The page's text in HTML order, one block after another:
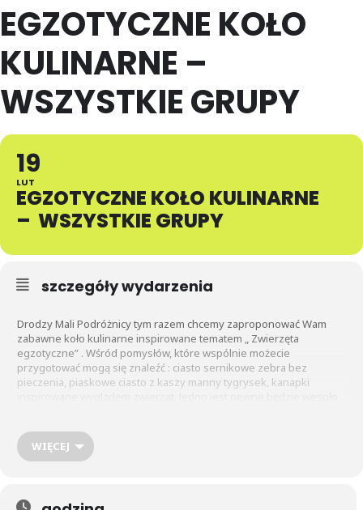
EGZOTYCZNE KOŁO
KULINARNE –
WSZYSTKIE GRUPY
19
LUT
EGZOTYCZNE KOŁO KULINARNE
– WSZYSTKIE GRUPY
szczegóły wydarzenia
Drodzy Mali Podróżnicy tym razem chcemy zaproponować Wam
zabawne koło kulinarne inspirowane tematem „ Zwierzęta
egzotyczne” . Wśród pomysłów, które wspólnie możecie
przygotować mogą się znaleźć : ciasto sernikowe zebra bez
pieczenia, piaskowe ciasto z kaszy manny tygrysek, kanapki
WIĘCEJ